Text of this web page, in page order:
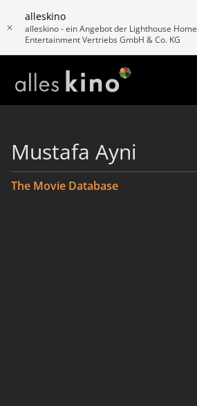
alleskino
alleskino - ein Angebot der Lighthouse Home
Entertainment Vertriebs GmbH & Co. KG
Mustafa Ayni
The Movie Database